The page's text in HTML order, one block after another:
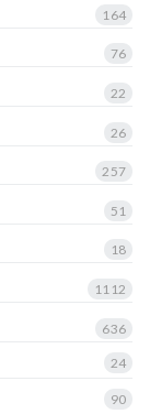
164
76
22
26
257
51
18
1112
636
24
90